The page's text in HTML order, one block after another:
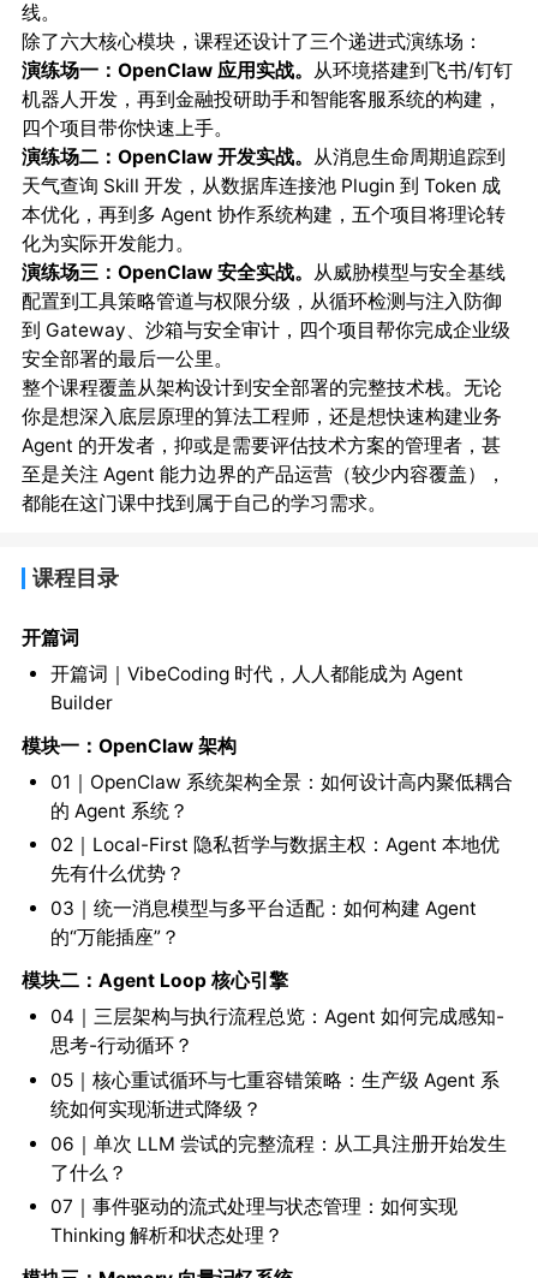
线。
除了六大核心模块，课程还设计了三个递进式演练场：
演练场一：OpenClaw 应用实战。 从环境搭建到飞书/钉钉
机器人开发，再到金融投研助手和智能客服系统的构建，
四个项目带你快速上手。
演练场二：OpenClaw 开发实战。 从消息生命周期追踪到
天气查询 Skill 开发，从数据库连接池 Plugin 到 Token 成
本优化，再到多 Agent 协作系统构建，五个项目将理论转
化为实际开发能力。
演练场三：OpenClaw 安全实战。 从威胁模型与安全基线
配置到工具策略管道与权限分级，从循环检测与注入防御
到 Gateway、沙箱与安全审计，四个项目帮你完成企业级
安全部署的最后一公里。
整个课程覆盖从架构设计到安全部署的完整技术栈。无论
你是想深入底层原理的算法工程师，还是想快速构建业务
Agent 的开发者，抑或是需要评估技术方案的管理者，甚
至是关注 Agent 能力边界的产品运营（较少内容覆盖），
都能在这门课中找到属于自己的学习需求。
课程目录
开篇词
开篇词｜VibeCoding 时代，人人都能成为 Agent
Builder
模块一：OpenClaw 架构
01｜OpenClaw 系统架构全景：如何设计高内聚低耦合
的 Agent 系统？
02｜Local-First 隐私哲学与数据主权：Agent 本地优
先有什么优势？
03｜统一消息模型与多平台适配：如何构建 Agent
的“万能插座”？
模块二：Agent Loop 核心引擎
04｜三层架构与执行流程总览：Agent 如何完成感知-
思考-行动循环？
05｜核心重试循环与七重容错策略：生产级 Agent 系
统如何实现渐进式降级？
06｜单次 LLM 尝试的完整流程：从工具注册开始发生
了什么？
07｜事件驱动的流式处理与状态管理：如何实现
Thinking 解析和状态处理？